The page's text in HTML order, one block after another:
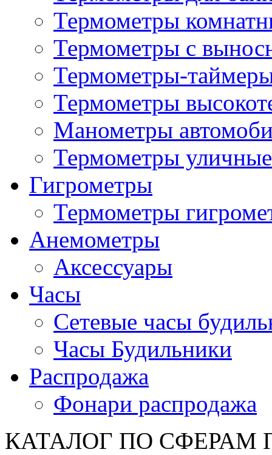
Термометры
Термометры с
Термометры-
Термометры
Манометры
Термометры уличные
Гигрометры
Термометры
Анемометры
Аксессуары
Часы
Сетевые часы
Часы Будильники
Распродажа
Фонари распродажа
КАТАЛОГ ПО СФЕРАМ